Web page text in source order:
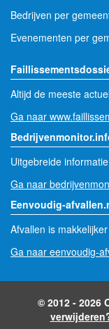
Bedrijven per
Evenementen per
Altijd de meeste
Ga naar
Uitgebreide
Ga naar
Eenvoudig-
Afvallen is
Ga naar eenvoudig-
© 2012 - 2026